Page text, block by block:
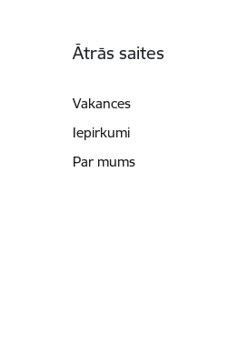
Ātrās saites
Vakances
Iepirkumi
Par mums